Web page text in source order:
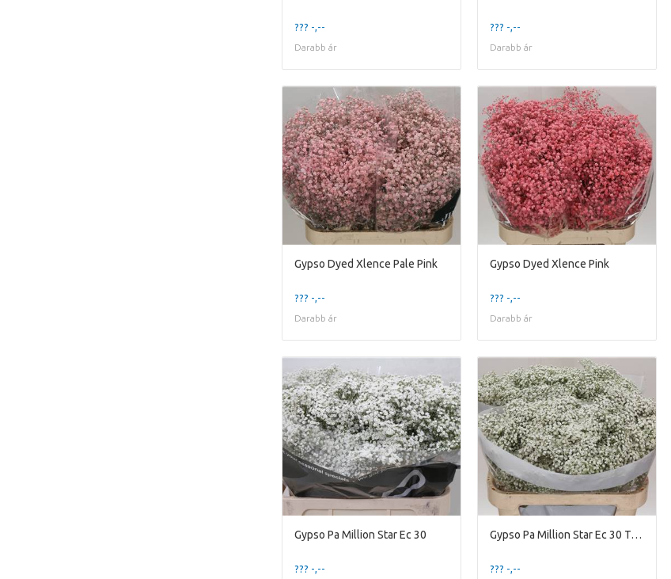
??? -,--
Darabb ár
??? -,--
Darabb ár
Gypso Dyed Xlence Pale Pink
??? -,--
Darabb ár
Gypso Dyed Xlence Pink
??? -,--
Darabb ár
Gypso Pa Million Star Ec 30
??? -,--
Gypso Pa Million Star Ec 30 Tropical Acres
??? -,--